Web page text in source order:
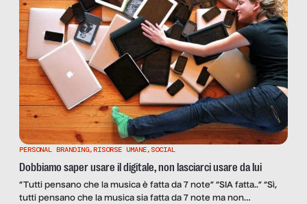
PERSONAL BRANDING,RISORSE UMANE, SOCIAL
Dobbiamo saper usare il digitale, non lasciarci usare da lui
“Tutti pensano che la musica è fatta da 7 note” “SIA fatta..” “Sì,
tutti pensano che la musica sia fatta da 7 note ma non